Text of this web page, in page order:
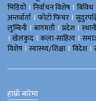
भिडियाे । निर्वाचन विशेष । बिविध
अन्तर्वार्ता । फोटो फिचर ।
लुम्बिनी । बागमती । प्रदेश ।
। खेलकुद । कला-साहित्य ।
विशेष । स्वास्थ्य/शिक्षा । विदेश ।
हाम्रो बारेमा